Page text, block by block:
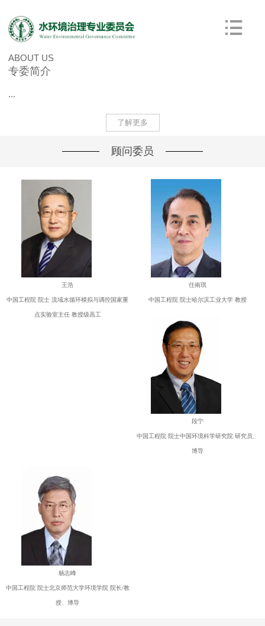
ABOUT US
专委简介
...
了解更多
顾问委员
王浩
中国工程院 院士 流域水循环模拟与调控国家重
点实验室主任 教授级高工
任南琪
中国工程院 院士哈尔滨工业大学 教授
段宁
中国工程院 院士中国环境科学研究院 研究员、
博导
杨志峰
中国工程院 院士北京师范大学环境学院 院长/教
授、博导